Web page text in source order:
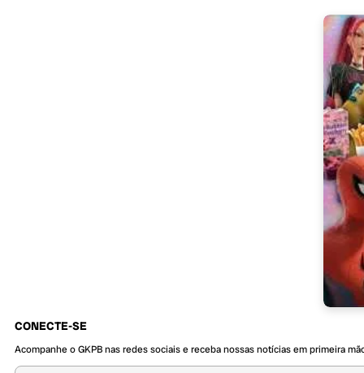
CONECTE-SE
Acompanhe o GKPB nas redes sociais e receba nossas notícias em primeira